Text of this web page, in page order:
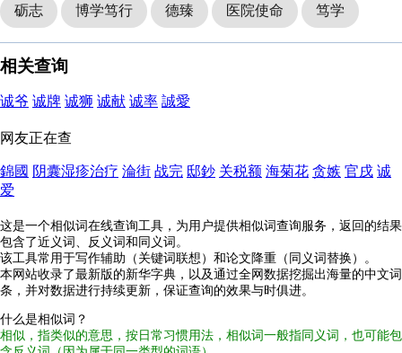
砺志 博学笃行 德臻 医院使命 笃学
相关查询
诚爷 诚牌 诚狮 诚献 诚率 誠愛
网友正在查
錦國 阴囊湿疹治疗 淪街 战完 邸鈔 关税额 海菊花 贪嫉 官戌 诚
爱
这是一个相似词在线查询工具，为用户提供相似词查询服务，返回的结果
包含了近义词、反义词和同义词。
该工具常用于写作辅助（关键词联想）和论文降重（同义词替换）。
本网站收录了最新版的新华字典，以及通过全网数据挖掘出海量的中文词
条，并对数据进行持续更新，保证查询的效果与时俱进。
什么是相似词？
相似，指类似的意思，按日常习惯用法，相似词一般指同义词，也可能包